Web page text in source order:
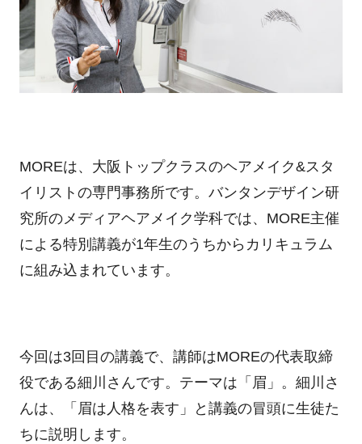
MOREは、大阪トップクラスのヘアメイク&スタ
イリストの専門事務所です。バンタンデザイン研
究所のメディアヘアメイク学科では、MORE主催
による特別講義が1年生のうちからカリキュラム
に組み込まれています。
今回は3回目の講義で、講師はMOREの代表取締
役である細川さんです。テーマは「眉」。細川さ
んは、「眉は人格を表す」と講義の冒頭に生徒た
ちに説明します。